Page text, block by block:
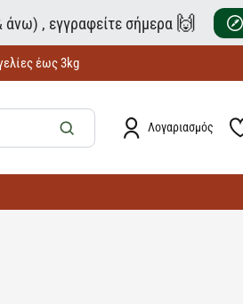
, εγγραφείτε σήμερα 🙌
έως 3kg
Λογαριασμός